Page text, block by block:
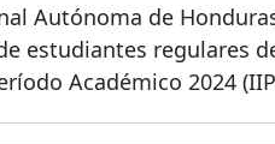
Autónoma de
estudiantes regulares
Académico 2024